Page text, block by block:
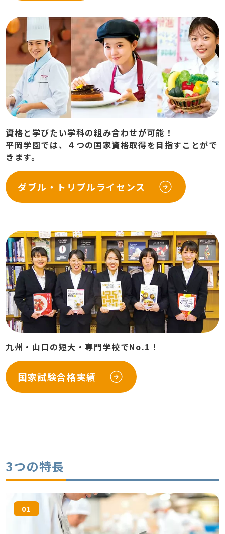
資格と学びたい学科の組み合わせが可能！
平岡学園では、４つの国家資格取得を目指すことがで
きます。
ダブル・トリプルライセンス
九州・山口の短大・専門学校でNo.1！
国家試験合格実績
3つの特長
01